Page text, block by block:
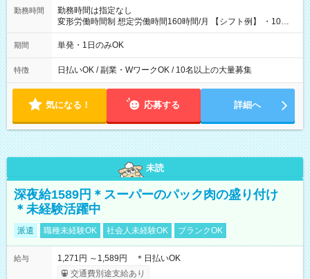
勤務時間
勤務時間は指定なし
変形労働時間制 想定労働時間160時間/月 【シフト例】 ・10：
00～20：00
期間 単発・1日のみOK
特徴 日払いOK / 副業・WワークOK / 10名以上の大量募集
気になる！ 応募する 詳細へ
未読
深夜給1589円＊スーパーのパック肉の盛り付け
＊未経験活躍中
派遣 職種未経験OK 社会人未経験OK ブランクOK
給与
1,271円 ～1,589円 ＊日払いOK
交通費別途支給あり